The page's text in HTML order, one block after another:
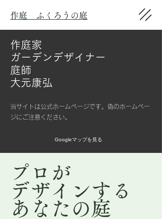
作庭 ふくろうの庭
作庭家
ガーデンデザイナー
庭師
大元康弘
当サイトは公式ホームページです。偽のホームペー
ジにご注意ください。
Googleマップを見る
プロが
デザインする
​あなたの庭